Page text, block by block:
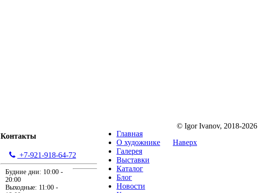
Контакты
+7-921-918-64-72
Будние дни: 10:00 -
20:00
Выходные: 11:00 -
Главная
О художнике
Галерея
Выставки
Каталог
Блог
Новости
© Igor Ivanov, 2018-2026
Наверх